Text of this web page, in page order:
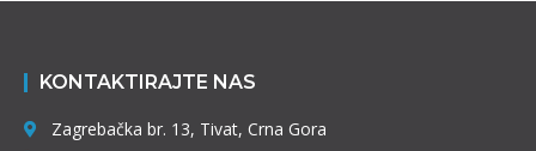
KONTAKTIRAJTE NAS
Zagrebačka br. 13, Tivat, Crna Gora